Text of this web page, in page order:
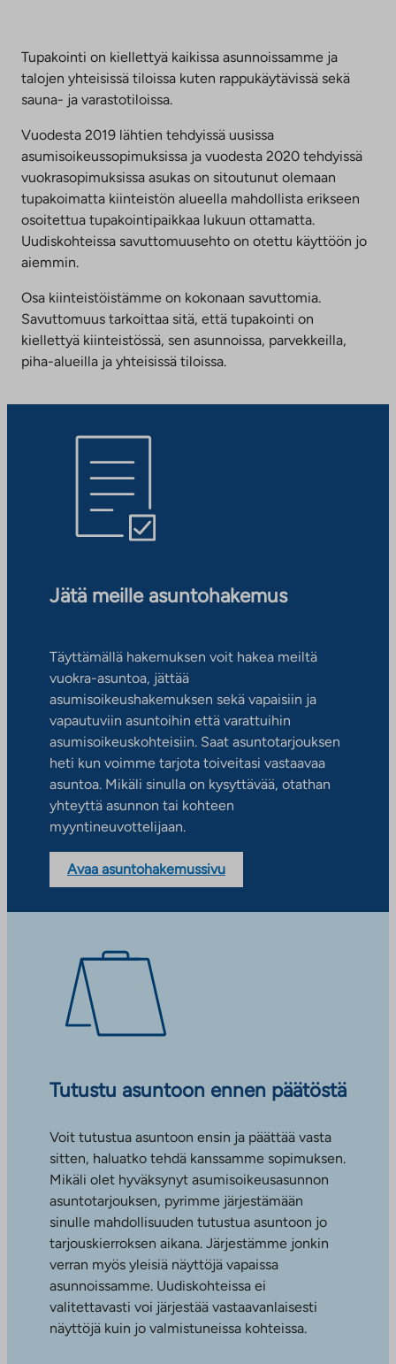
Tupakointi on kiellettyä kaikissa asunnoissamme ja
talojen yhteisissä tiloissa kuten rappukäytävissä sekä
sauna- ja varastotiloissa.
Vuodesta 2019 lähtien tehdyissä uusissa
asumisoikeussopimuksissa ja vuodesta 2020 tehdyissä
vuokrasopimuksissa asukas on sitoutunut olemaan
tupakoimatta kiinteistön alueella mahdollista erikseen
osoitettua tupakointipaikkaa lukuun ottamatta.
Uudiskohteissa savuttomuusehto on otettu käyttöön jo
aiemmin.
Osa kiinteistöistämme on kokonaan savuttomia.
Savuttomuus tarkoittaa sitä, että tupakointi on
kiellettyä kiinteistössä, sen asunnoissa, parvekkeilla,
piha-alueilla ja yhteisissä tiloissa.
Jätä meille asuntohakemus
Täyttämällä hakemuksen voit hakea meiltä
vuokra-asuntoa, jättää
asumisoikeushakemuksen sekä vapaisiin ja
vapautuviin asuntoihin että varattuihin
asumisoikeuskohteisiin. Saat asuntotarjouksen
heti kun voimme tarjota toiveitasi vastaavaa
asuntoa. Mikäli sinulla on kysyttävää, otathan
yhteyttä asunnon tai kohteen
myyntineuvottelijaan.
Avaa asuntohakemussivu
Tutustu asuntoon ennen päätöstä
Voit tutustua asuntoon ensin ja päättää vasta
sitten, haluatko tehdä kanssamme sopimuksen.
Mikäli olet hyväksynyt asumisoikeusasunnon
asuntotarjouksen, pyrimme järjestämään
sinulle mahdollisuuden tutustua asuntoon jo
tarjouskierroksen aikana. Järjestämme jonkin
verran myös yleisiä näyttöjä vapaissa
asunnoissamme. Uudiskohteissa ei
valitettavasti voi järjestää vastaavanlaisesti
näyttöjä kuin jo valmistuneissa kohteissa.